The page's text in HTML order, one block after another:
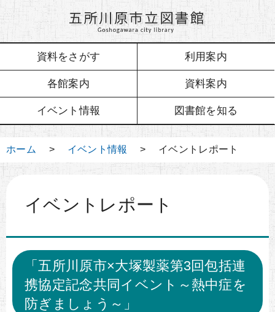
資料をさがす 利用案内
各館案内 資料案内
イベント情報 図書館を知る
ホーム > イベント情報 > イベントレポート
イベントレポート
「五所川原市×大塚製薬第3回包括連
携協定記念共同イベント～熱中症を
防ぎましょう～」